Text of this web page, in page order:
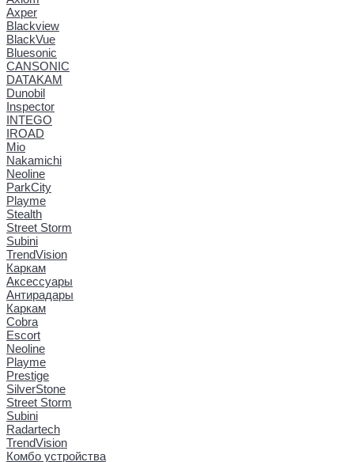
Axper
Blackview
BlackVue
Bluesonic
CANSONIC
DATAKAM
Dunobil
Inspector
INTEGO
IROAD
Mio
Nakamichi
Neoline
ParkCity
Playme
Stealth
Street Storm
Subini
TrendVision
Каркам
Аксессуары
Антирадары
Каркам
Cobra
Escort
Neoline
Playme
Prestige
SilverStone
Street Storm
Subini
Radartech
TrendVision
Комбо устройства